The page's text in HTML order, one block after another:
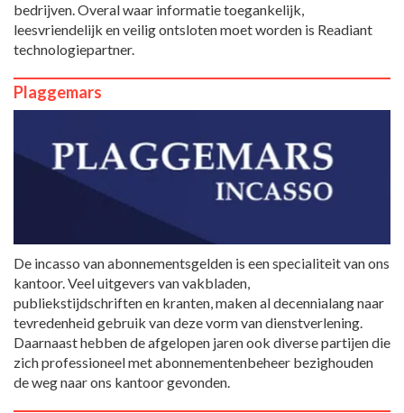
bedrijven. Overal waar informatie toegankelijk,
leesvriendelijk en veilig ontsloten moet worden is Readiant
technologiepartner.
Plaggemars
De incasso van abonnementsgelden is een specialiteit van ons
kantoor. Veel uitgevers van vakbladen,
publiekstijdschriften en kranten, maken al decennialang naar
tevredenheid gebruik van deze vorm van dienstverlening.
Daarnaast hebben de afgelopen jaren ook diverse partijen die
zich professioneel met abonnementenbeheer bezighouden
de weg naar ons kantoor gevonden.